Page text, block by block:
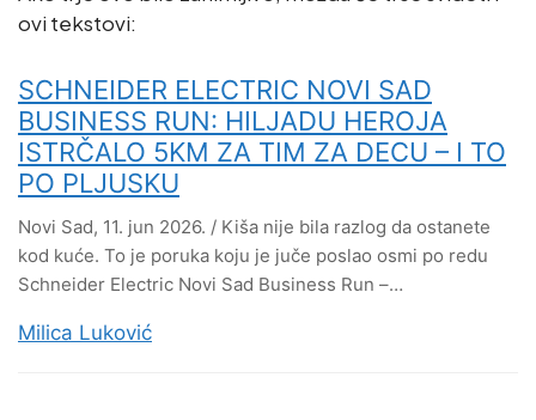
ovi tekstovi:
SCHNEIDER ELECTRIC NOVI SAD
BUSINESS RUN: HILJADU HEROJA
ISTRČALO 5KM ZA TIM ZA DECU – I TO
PO PLJUSKU
Novi Sad, 11. jun 2026. / Kiša nije bila razlog da ostanete
kod kuće. To je poruka koju je juče poslao osmi po redu
Schneider Electric Novi Sad Business Run –…
Milica Luković